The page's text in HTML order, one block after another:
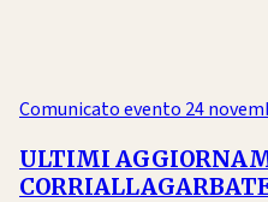
Comunicato evento 24
ULTIMI